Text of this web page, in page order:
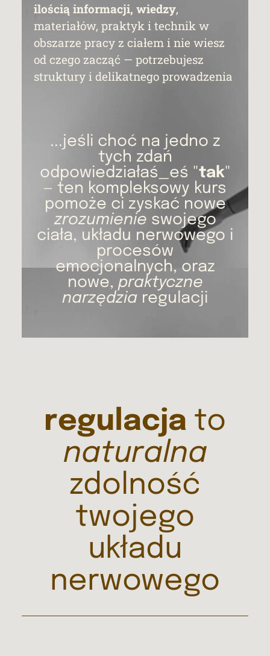
ilością informacji, wiedzy,
materiałów, praktyk i technik w
obszarze pracy z ciałem i nie wiesz
od czego zacząć — potrzebujesz
struktury i delikatnego prowadzenia
...jeśli choć na jedno z
tych zdań
odpowiedziałaś_eś "tak"
— ten kompleksowy kurs
pomoże ci zyskać nowe
zrozumienie swojego
ciała, układu nerwowego i
procesów
emocjonalnych, oraz
nowe, praktyczne
narzędzia regulacji
regulacja to
naturalna
zdolność
twojego
układu
nerwowego